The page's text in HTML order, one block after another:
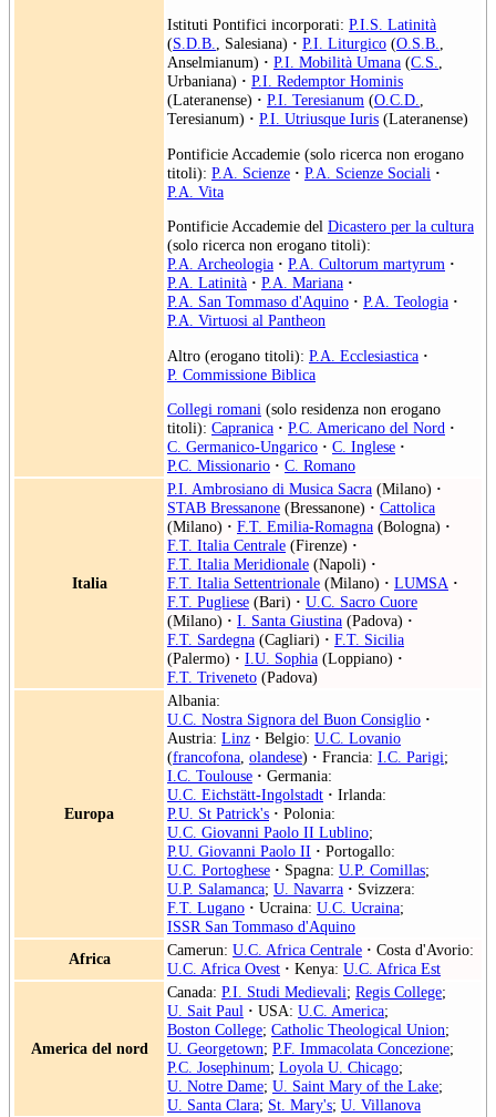
Istituti Pontifici incorporati: P.I.S. Latinità
(S.D.B., Salesiana) · P.I. Liturgico (O.S.B.,
Anselmianum) · P.I. Mobilità Umana (C.S.,
Urbaniana) · P.I. Redemptor Hominis
(Lateranense) · P.I. Teresianum (O.C.D.,
Teresianum) · P.I. Utriusque Iuris (Lateranense)
Pontificie Accademie (solo ricerca non erogano
titoli): P.A. Scienze · P.A. Scienze Sociali ·
P.A. Vita
Pontificie Accademie del Dicastero per la cultura
(solo ricerca non erogano titoli):
P.A. Archeologia · P.A. Cultorum martyrum ·
P.A. Latinità · P.A. Mariana ·
P.A. San Tommaso d'Aquino · P.A. Teologia ·
P.A. Virtuosi al Pantheon
Altro (erogano titoli): P.A. Ecclesiastica ·
P. Commissione Biblica
Collegi romani (solo residenza non erogano
titoli): Capranica · P.C. Americano del Nord ·
C. Germanico-Ungarico · C. Inglese ·
P.C. Missionario · C. Romano
Italia
P.I. Ambrosiano di Musica Sacra (Milano) ·
STAB Bressanone (Bressanone) · Cattolica
(Milano) · F.T. Emilia-Romagna (Bologna) ·
F.T. Italia Centrale (Firenze) ·
F.T. Italia Meridionale (Napoli) ·
F.T. Italia Settentrionale (Milano) · LUMSA ·
F.T. Pugliese (Bari) · U.C. Sacro Cuore
(Milano) · I. Santa Giustina (Padova) ·
F.T. Sardegna (Cagliari) · F.T. Sicilia
(Palermo) · I.U. Sophia (Loppiano) ·
F.T. Triveneto (Padova)
Europa
Albania:
U.C. Nostra Signora del Buon Consiglio ·
Austria: Linz · Belgio: U.C. Lovanio
(francofona olandese) · Francia: I.C. Parigi;
I.C. Toulouse · Germania:
U.C. Eichstätt-Ingolstadt · Irlanda:
P.U. St Patrick's · Polonia:
U.C. Giovanni Paolo II Lublino;
P.U. Giovanni Paolo II · Portogallo:
U.C. Portoghese · Spagna: U.P. Comillas;
U.P. Salamanca; U. Navarra · Svizzera:
F.T. Lugano · Ucraina: U.C. Ucraina;
ISSR San Tommaso d'Aquino
Africa
Camerun: U.C. Africa Centrale · Costa d'Avorio:
U.C. Africa Ovest · Kenya: U.C. Africa Est
America del nord
Canada: P.I. Studi Medievali; Regis College;
U. Sait Paul · USA: U.C. America;
Boston College; Catholic Theological Union;
U. Georgetown; P.F. Immacolata Concezione;
P.C. Josephinum; Loyola U. Chicago;
U. Notre Dame; U. Saint Mary of the Lake;
U. Santa Clara; St. Mary's; U. Villanova